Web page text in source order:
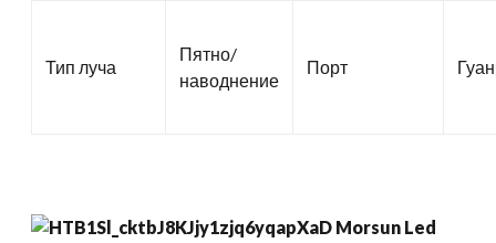
Тип луча
Пятно/
наводнение
Порт